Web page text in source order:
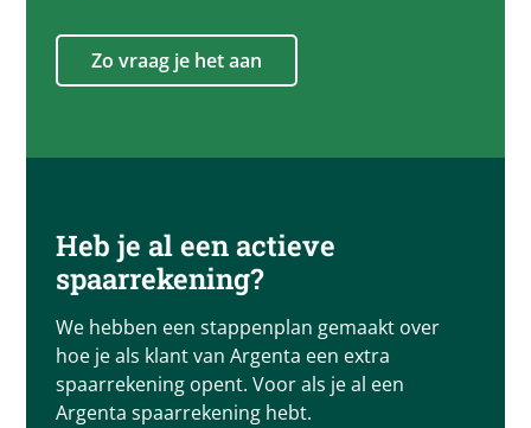
Zo vraag je het aan
Heb je al een actieve
spaarrekening?​
We hebben een stappenplan gemaakt over
hoe je als klant van Argenta een extra
spaarrekening opent. Voor als je al een
Argenta spaarrekening hebt.